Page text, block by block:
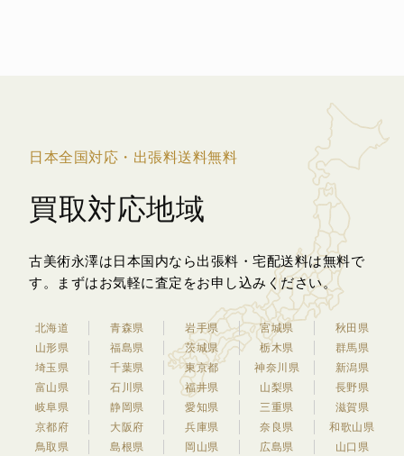
日本全国対応・出張料送料無料
買取対応地域
古美術永澤は日本国内なら出張料・宅配送料は無料で
す。
まずはお気軽に査定をお申し込みください。
北海道 青森県 岩手県 宮城県
秋田県
山形県
福島県 茨城県 栃木県
群馬県
埼玉県
千葉県 東京都 神奈川県
新潟県
富山県
石川県 福井県 山梨県
長野県
岐阜県
静岡県 愛知県 三重県
滋賀県
京都府
大阪府 兵庫県 奈良県
和歌山県
鳥取県
島根県 岡山県 広島県
山口県